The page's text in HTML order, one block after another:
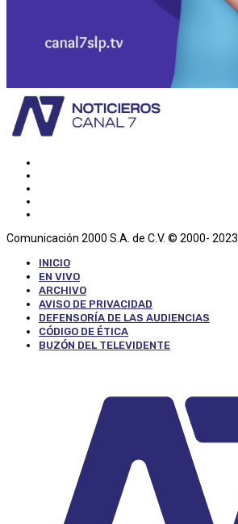
Comunicación 2000 S.A. de C.V. © 2000- 2023
INICIO
EN VIVO
ARCHIVO
AVISO DE PRIVACIDAD
DEFENSORÍA DE LAS AUDIENCIAS
CÓDIGO DE ÉTICA
BUZÓN DEL TELEVIDENTE